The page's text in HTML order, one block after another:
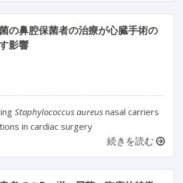
の鼻腔保菌者の治療が心臓手術の
影響
Staphylococcus aureus nasal carriers
in cardiac surgery
続きを読む